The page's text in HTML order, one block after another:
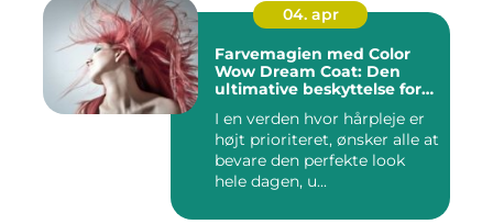
04. apr
Farvemagien med Color
Wow Dream Coat: Den
ultimative beskyttelse for
I en verden hvor hårpleje er
højt prioriteret, ønsker alle at
bevare den perfekte look
hele dagen, u...